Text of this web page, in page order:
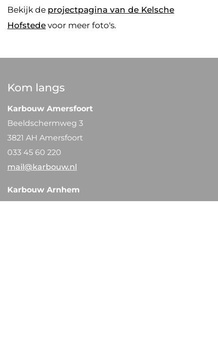
Bekijk de projectpagina van de Kelsche
Hofstede voor meer foto's.
Kom langs
Karbouw Amersfoort
Beeldschermweg 3
3821 AH Amersfoort
033 45 60 220
mail@karbouw.nl
Karbouw Arnhem
Nieuwe Havenweg 29